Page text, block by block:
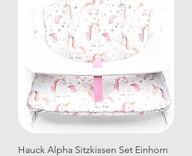
Hauck Alpha Sitzkissen Set Einhorn